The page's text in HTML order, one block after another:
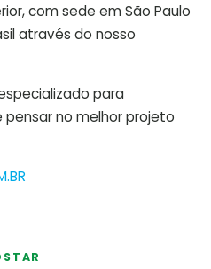
com sede em São Paulo
através do nosso
para
pensar no melhor projeto